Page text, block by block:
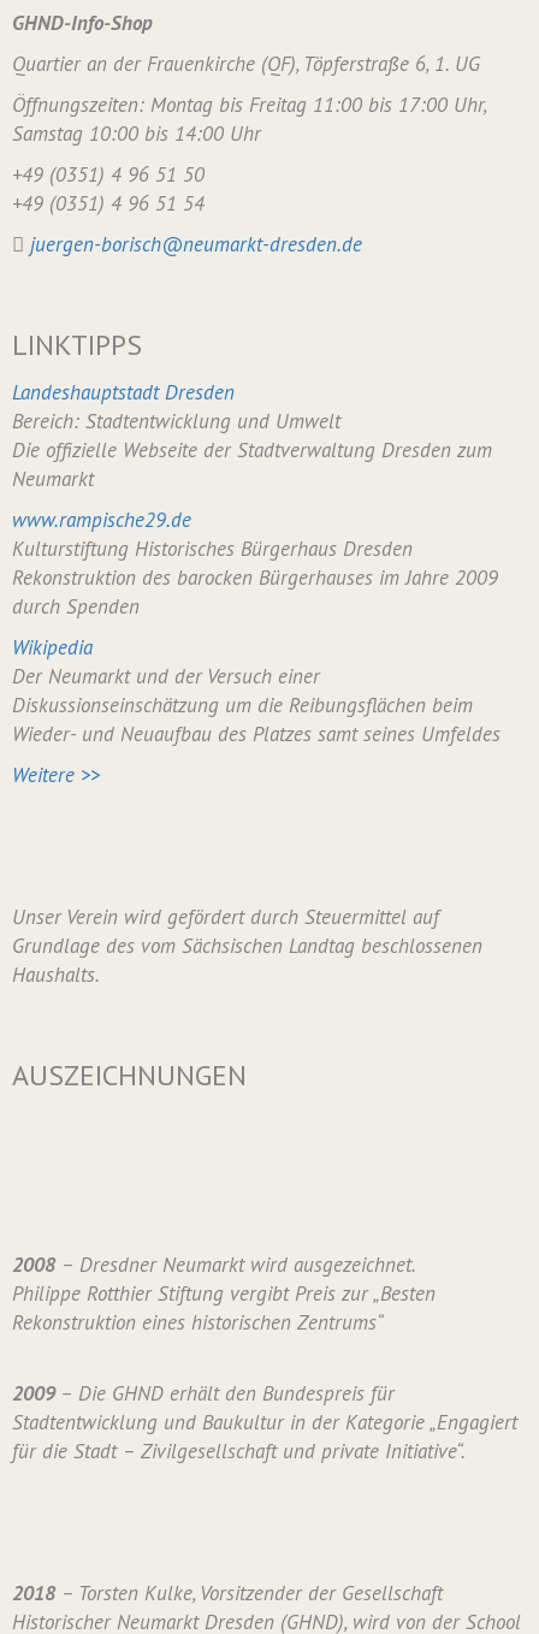
GHND-Info-Shop
Quartier an der Frauenkirche (QF), Töpferstraße 6, 1. UG
Öffnungszeiten: Montag bis Freitag 11:00 bis 17:00 Uhr,
Samstag 10:00 bis 14:00 Uhr
+49 (0351) 4 96 51 50
+49 (0351) 4 96 51 54
juergen-borisch@neumarkt-dresden.de
LINKTIPPS
Landeshauptstadt Dresden
Bereich: Stadtentwicklung und Umwelt
Die offizielle Webseite der Stadtverwaltung Dresden zum
Neumarkt
www.rampische29.de
Kulturstiftung Historisches Bürgerhaus Dresden
Rekonstruktion des barocken Bürgerhauses im Jahre 2009
durch Spenden
Wikipedia
Der Neumarkt und der Versuch einer
Diskussionseinschätzung um die Reibungsflächen beim
Wieder- und Neuaufbau des Platzes samt seines Umfeldes
Weitere >>
Unser Verein wird gefördert durch Steuermittel auf
Grundlage des vom Sächsischen Landtag beschlossenen
Haushalts.
AUSZEICHNUNGEN
2008– Dresdner Neumarkt wird ausgezeichnet.
Philippe Rotthier Stiftung vergibt Preis zur „Besten
Rekonstruktion eines historischen Zentrums“
2009 – Die GHND erhält den Bundespreis für
Stadtentwicklung und Baukultur in der Kategorie „Engagiert
für die Stadt – Zivilgesellschaft und private Initiative“.
2018– Torsten Kulke, Vorsitzender der Gesellschaft
Historischer Neumarkt Dresden (GHND), wird von der School